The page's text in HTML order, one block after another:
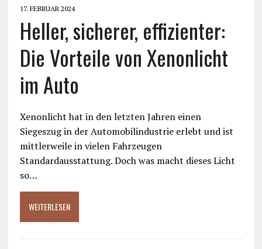
17. FEBRUAR 2024
Heller, sicherer, effizienter:
Die Vorteile von Xenonlicht
im Auto
Xenonlicht hat in den letzten Jahren einen
Siegeszug in der Automobilindustrie erlebt und ist
mittlerweile in vielen Fahrzeugen
Standardausstattung. Doch was macht dieses Licht
so…
WEITERLESEN